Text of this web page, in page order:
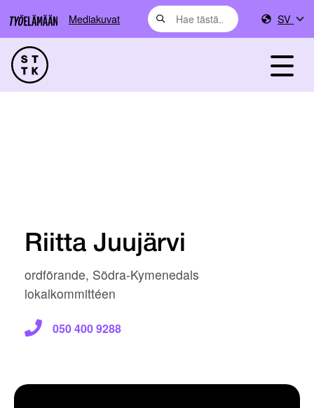
Mediakuvat SV
Riitta Juujärvi
ordförande, Södra-Kymenedals
lokalkommittéen
050 400 9288